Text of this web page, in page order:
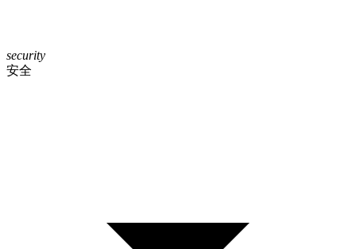
security
安全